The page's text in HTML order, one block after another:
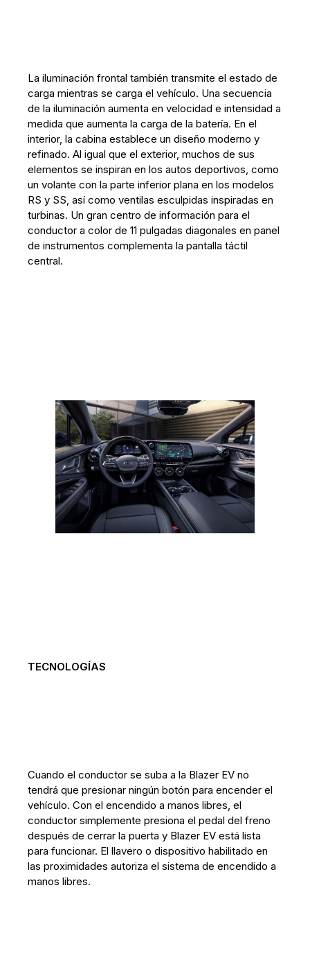
La iluminación frontal también transmite el estado de
carga mientras se carga el vehículo. Una secuencia
de la iluminación aumenta en velocidad e intensidad a
medida que aumenta la carga de la batería. En el
interior, la cabina establece un diseño moderno y
refinado. Al igual que el exterior, muchos de sus
elementos se inspiran en los autos deportivos, como
un volante con la parte inferior plana en los modelos
RS y SS, así como ventilas esculpidas inspiradas en
turbinas. Un gran centro de información para el
conductor a color de 11 pulgadas diagonales en panel
de instrumentos complementa la pantalla táctil
central.
TECNOLOGÍAS
Cuando el conductor se suba a la Blazer EV no
tendrá que presionar ningún botón para encender el
vehículo. Con el encendido a manos libres, el
conductor simplemente presiona el pedal del freno
después de cerrar la puerta y Blazer EV está lista
para funcionar. El llavero o dispositivo habilitado en
las proximidades autoriza el sistema de encendido a
manos libres.